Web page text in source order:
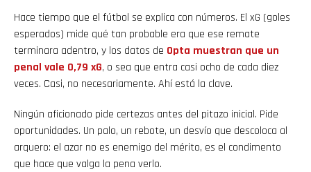
Hace tiempo que el fútbol se explica con números. El xG (goles
esperados) mide qué tan probable era que ese remate
terminara adentro, y los datos de Opta muestran que un
penal vale 0,79 xG, o sea que entra casi ocho de cada diez
veces. Casi, no necesariamente. Ahí está la clave.
Ningún aficionado pide certezas antes del pitazo inicial. Pide
oportunidades. Un palo, un rebote, un desvío que descoloca al
arquero: el azar no es enemigo del mérito, es el condimento
que hace que valga la pena verlo.